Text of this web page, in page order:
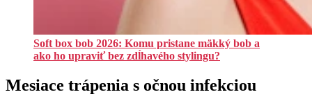
Soft box bob 2026: Komu pristane mäkký bob a
ako ho upraviť bez zdĺhavého stylingu?
Mesiace trápenia s očnou infekciou